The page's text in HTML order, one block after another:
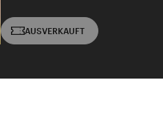
AUSVERKAUFT